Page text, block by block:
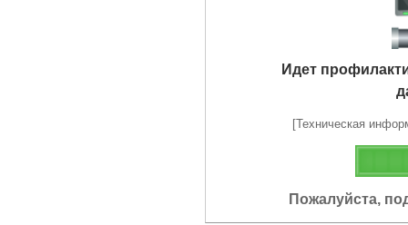
Идет
[Техническая
Пожалуйста,